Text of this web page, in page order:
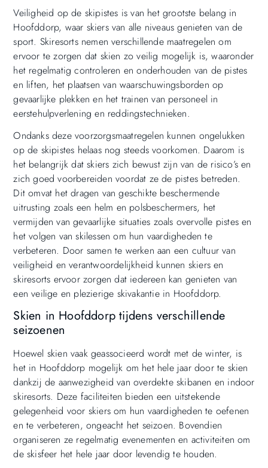
Veiligheid op de skipistes is van het grootste belang in
Hoofddorp, waar skiers van alle niveaus genieten van de
sport. Skiresorts nemen verschillende maatregelen om
ervoor te zorgen dat skien zo veilig mogelijk is, waaronder
het regelmatig controleren en onderhouden van de pistes
en liften, het plaatsen van waarschuwingsborden op
gevaarlijke plekken en het trainen van personeel in
eerstehulpverlening en reddingstechnieken.
Ondanks deze voorzorgsmaatregelen kunnen ongelukken
op de skipistes helaas nog steeds voorkomen. Daarom is
het belangrijk dat skiers zich bewust zijn van de risico’s en
zich goed voorbereiden voordat ze de pistes betreden.
Dit omvat het dragen van geschikte beschermende
uitrusting zoals een helm en polsbeschermers, het
vermijden van gevaarlijke situaties zoals overvolle pistes en
het volgen van skilessen om hun vaardigheden te
verbeteren. Door samen te werken aan een cultuur van
veiligheid en verantwoordelijkheid kunnen skiers en
skiresorts ervoor zorgen dat iedereen kan genieten van
een veilige en plezierige skivakantie in Hoofddorp.
Skien in Hoofddorp tijdens verschillende
seizoenen
Hoewel skien vaak geassocieerd wordt met de winter, is
het in Hoofddorp mogelijk om het hele jaar door te skien
dankzij de aanwezigheid van overdekte skibanen en indoor
skiresorts. Deze faciliteiten bieden een uitstekende
gelegenheid voor skiers om hun vaardigheden te oefenen
en te verbeteren, ongeacht het seizoen. Bovendien
organiseren ze regelmatig evenementen en activiteiten om
de skisfeer het hele jaar door levendig te houden.